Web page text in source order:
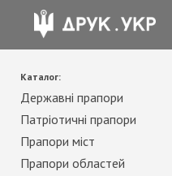
Каталог:
Державні прапори
Патріотичні прапори
Прапори міст
Прапори областей